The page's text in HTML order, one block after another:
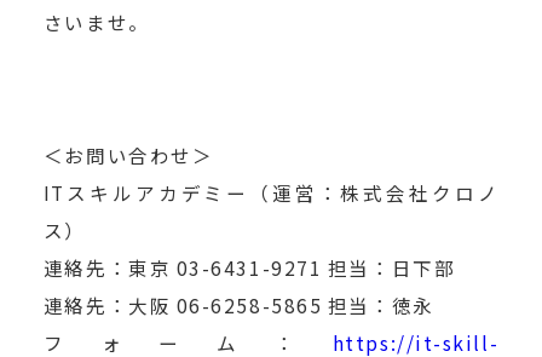
さいませ。
＜お問い合わせ＞
ITスキルアカデミー（運営：株式会社クロノ
ス）
連絡先：東京 03-6431-9271 担当：日下部
連絡先：大阪 06-6258-5865 担当：徳永
フォーム： https://it-skill-